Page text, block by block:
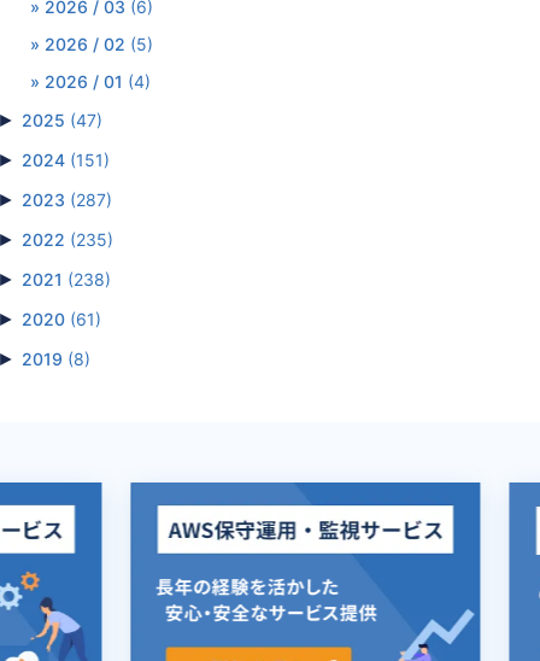
2026 / 03 (6)
2026 / 02 (5)
2026 / 01 (4)
2025 (47)
2024 (151)
2023 (287)
2022 (235)
2021 (238)
2020 (61)
2019 (8)